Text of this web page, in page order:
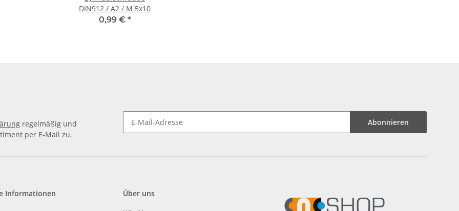
DIN912 / A2 / M 5x10
0,99 € *
regelmäßig und
per E-Mail zu.
Abonnieren
Informationen Über uns